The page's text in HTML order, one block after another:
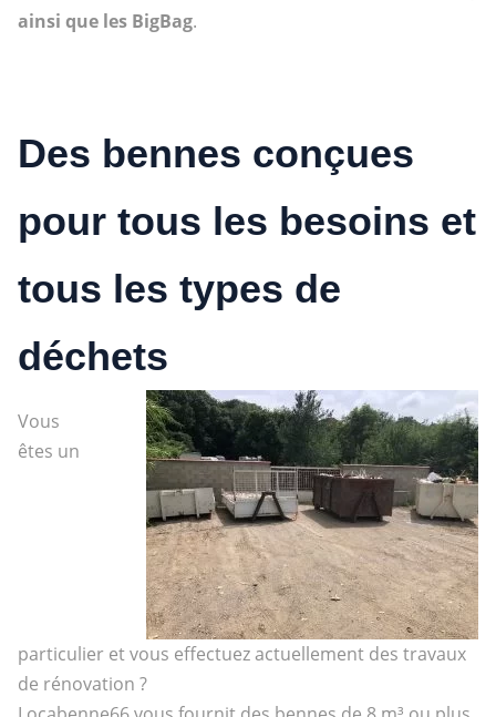
ainsi que les BigBag.
Des bennes conçues
pour tous les besoins et
tous les types de
déchets
Vous
êtes un
particulier et vous effectuez actuellement des travaux
de rénovation ?